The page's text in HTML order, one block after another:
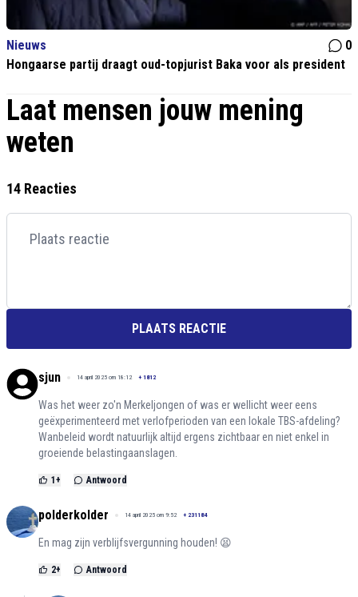
Nieuws
0
Hongaarse partij draagt oud-topjurist Baka voor als president
Laat mensen jouw mening
weten
14 Reacties
PLAATS REACTIE
sjun 14 april 2025 om 18:12 + 1812
Was het weer zo'n Merkeljongen of was er wellicht weer eens
geëxperimenteerd met verlofperioden van een lokale TBS-afdeling?
Wanbeleid wordt natuurlijk altijd ergens zichtbaar en niet enkel in
groeiende belastingaanslagen.
1+ Antwoord
polderkolder 14 april 2025 om 9:52 + 231184
En mag zijn verblijfsvergunning houden! 😫
2+ Antwoord